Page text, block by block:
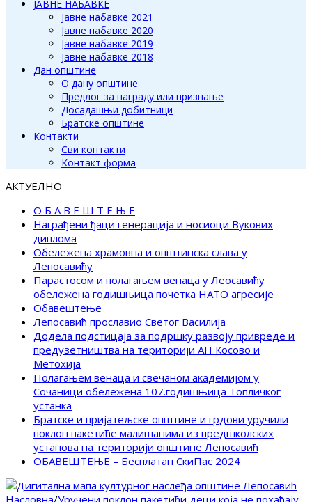
ЈАВНЕ НАБАВКЕ
Јавне набавке 2021
Јавне набавке 2020
Јавне набавке 2019
Јавне набавке 2018
Дан општине
О дану општине
Предлог за награду или признање
Досадашњи добитници
Братске општине
Контакти
Сви контакти
Контакт форма
АКТУЕЛНО
О Б А В Е Ш Т Е Њ Е
Награђени ђаци генерација и носиоци Вукових
диплома
Обележена храмовна и општинска слава у
Лепосавићу
Парастосом и полагањем венаца у Леосавићу
обележена годишњица почетка НАТО агресије
Обавештење
Лепосавић прославио Светог Василија
Додела подстицаја за подршку развоју привреде и
предузетништва на територији АП Косово и
Метохија
Полагањем венаца и свечаном академијом у
Сочаници обележена 107.годишњица Топличког
устанка
Братске и пријатељске општине и грдови уручили
поклон пакетиће малишанима из предшколских
установа на територији општине Лепосавић
ОБАВЕШТЕЊЕ – Бесплатан СкиПас 2024